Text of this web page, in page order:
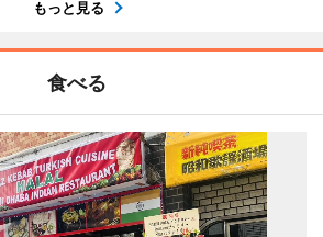
もっと見る
食べる